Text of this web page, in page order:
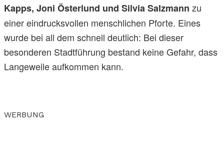
Kapps, Joni Österlund und Silvia Salzmann zu
einer eindrucksvollen menschlichen Pforte. Eines
wurde bei all dem schnell deutlich: Bei dieser
besonderen Stadtführung bestand keine Gefahr, dass
Langeweile aufkommen kann.
WERBUNG